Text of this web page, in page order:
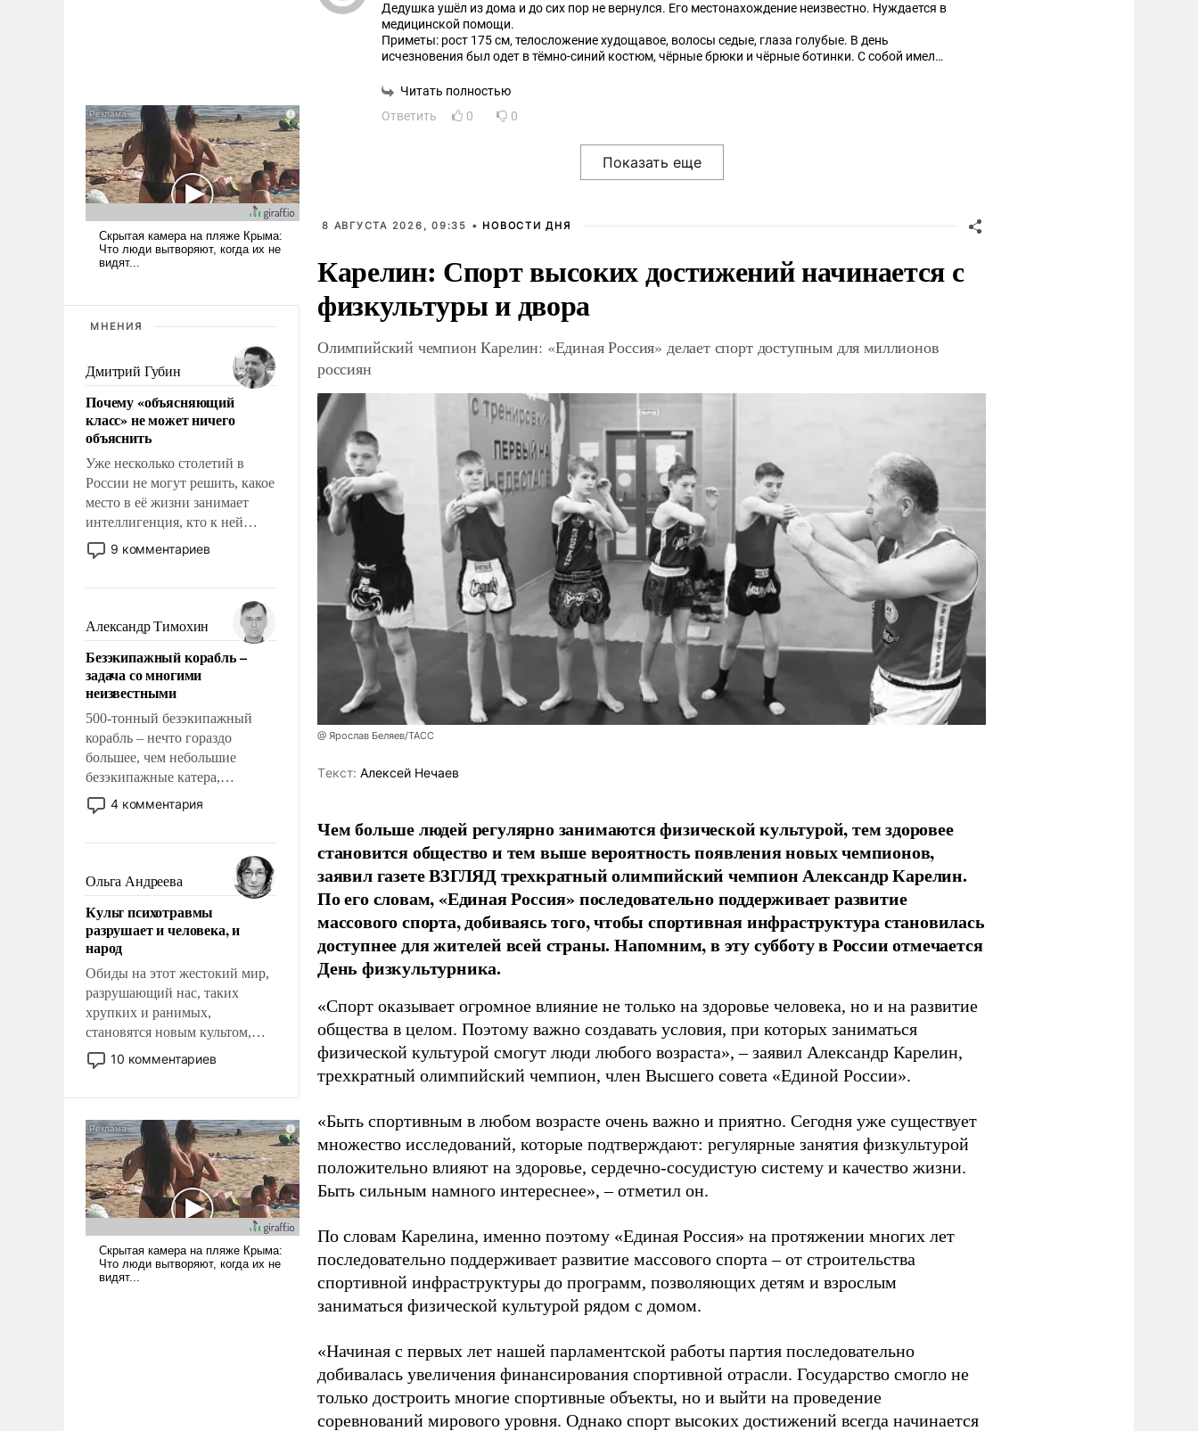
МНЕНИЯ
Дмитрий Губин
Почему «объясняющий
класс» не может ничего
объяснить
Уже несколько столетий в
России не могут решить, какое
место в её жизни занимает
интеллигенция, кто к ней
принадлежит, а кого из неё
исключили с правом
чем она отличается от просто
образованных людей. Иногда
казалось, что эти вопросы
решены раз и навсегда, но –
нет, не решены.
9 комментариев
Александр Тимохин
Безэкипажный корабль –
задача со многими
неизвестными
500-тонный безэкипажный
корабль – нечто гораздо
большее, чем небольшие
безэкипажные катера,
применение которых уже
стало обыденностью. Задача по
сложна и амбициозна. Однако
и ее реализация радикально
поднимет наши боевые
возможности.
4 комментария
Ольга Андреева
Культ психотравмы
разрушает и человека, и
народ
Обиды на этот жестокий мир,
разрушающий нас, таких
хрупких и ранимых,
становятся новым культом,
постепенно вытесняя и
отменяя традиционное
ударами судьбы, брать на себя
ответственность, помогать
слабым, идти вперед и
адаптироваться.
10 комментариев
Дедушка ушёл из дома и до сих пор не вернулся. Его местонахождение неизвестно. Нуждается в
медицинской помощи.
Приметы: рост 175 см, телосложение худощавое, волосы седые, глаза голубые. В день
исчезновения был одет в тёмно-синий костюм, чёрные брюки и чёрные ботинки. С собой имел
Если вы видели дедушку или владеете информацией о его примерном местонахождении –
Читать полностью
Ответить
0 0
8 АВГУСТА 2026, 09:35 • НОВОСТИ ДНЯ
Карелин: Спорт высоких достижений начинается с
физкультуры и двора
Олимпийский чемпион Карелин: «Единая Россия» делает спорт доступным для миллионов
россиян
@ Ярослав Беляев/ТАСС
Tекст: Алексей Нечаев
Чем больше людей регулярно занимаются физической культурой, тем здоровее
становится общество и тем выше вероятность появления новых чемпионов,
заявил газете ВЗГЛЯД трехкратный олимпийский чемпион Александр Карелин.
По его словам, «Единая Россия» последовательно поддерживает развитие
массового спорта, добиваясь того, чтобы спортивная инфраструктура становилась
доступнее для жителей всей страны. Напомним, в эту субботу в России отмечается
День физкультурника.
«Спорт оказывает огромное влияние не только на здоровье человека, но и на развитие
общества в целом. Поэтому важно создавать условия, при которых заниматься
физической культурой смогут люди любого возраста», – заявил Александр Карелин,
трехкратный олимпийский чемпион, член Высшего совета «Единой России».
«Быть спортивным в любом возрасте очень важно и приятно. Сегодня уже существует
множество исследований, которые подтверждают: регулярные занятия физкультурой
положительно влияют на здоровье, сердечно-сосудистую систему и качество жизни.
Быть сильным намного интереснее», – отметил он.
По словам Карелина, именно поэтому «Единая Россия» на протяжении многих лет
последовательно поддерживает развитие массового спорта – от строительства
спортивной инфраструктуры до программ, позволяющих детям и взрослым
заниматься физической культурой рядом с домом.
«Начиная с первых лет нашей парламентской работы партия последовательно
добивалась увеличения финансирования спортивной отрасли. Государство смогло не
только достроить многие спортивные объекты, но и выйти на проведение
соревнований мирового уровня. Однако спорт высоких достижений всегда начинается